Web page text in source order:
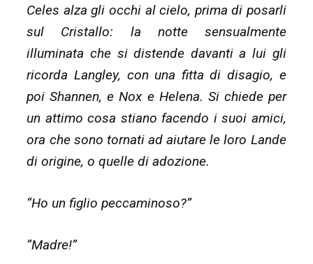
Celes alza gli occhi al cielo, prima di posarli
sul Cristallo: la notte sensualmente
illuminata che si distende davanti a lui gli
ricorda Langley, con una fitta di disagio, e
poi Shannen, e Nox e Helena. Si chiede per
un attimo cosa stiano facendo i suoi amici,
ora che sono tornati ad aiutare le loro Lande
di origine, o quelle di adozione.
“Ho un figlio peccaminoso?”
“Madre!”